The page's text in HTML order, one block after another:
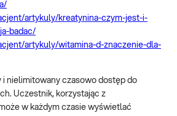
artykuly/kreatynina-czym-jest-i-
badac/
artykuly/witamina-d-znaczenie-dla-
i nielimitowany czasowo dostęp do
Uczestnik, korzystając z
w każdym czasie wyświetlać